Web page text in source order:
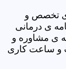
تخصص و
ی درمانی
ی مشاوره و
و ساعت کاری